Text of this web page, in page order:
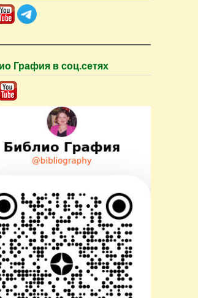
Графия в соц.сетях